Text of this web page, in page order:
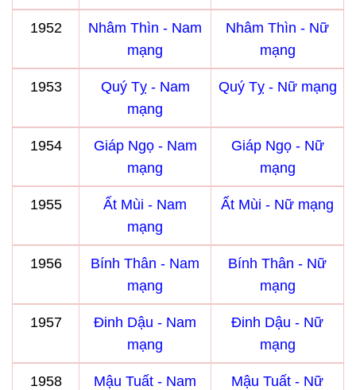
1952
Nhâm Thìn - Nam
mạng
Nhâm Thìn - Nữ
mạng
1953
Quý Tỵ - Nam
mạng
Quý Tỵ - Nữ mạng
1954
Giáp Ngọ - Nam
mạng
Giáp Ngọ - Nữ
mạng
1955
Ất Mùi - Nam
mạng
Ất Mùi - Nữ mạng
1956
Bính Thân - Nam
mạng
Bính Thân - Nữ
mạng
1957
Đinh Dậu - Nam
mạng
Đinh Dậu - Nữ
mạng
1958
Mậu Tuất - Nam
Mậu Tuất - Nữ